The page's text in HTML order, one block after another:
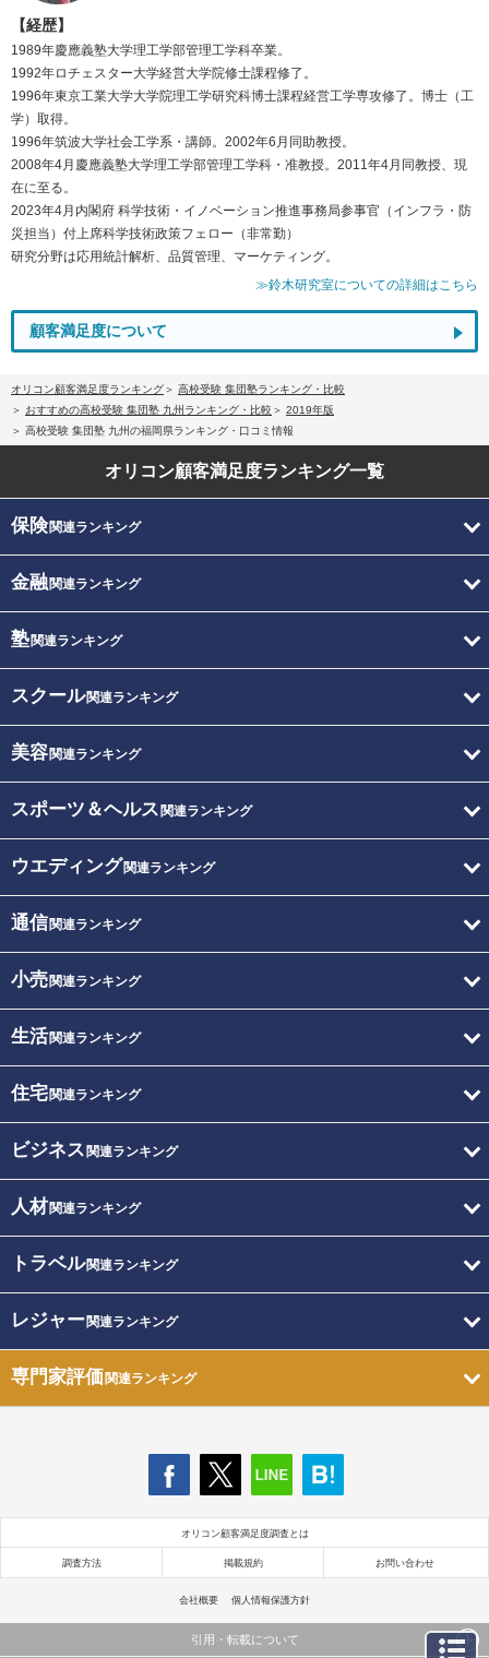
【経歴】
1989年慶應義塾大学理工学部管理工学科卒業。
1992年ロチェスター大学経営大学院修士課程修了。
1996年東京工業大学大学院理工学研究科博士課程経営工学専攻修了。博士（工
学）取得。
1996年筑波大学社会工学系・講師。2002年6月同助教授。
2008年4月慶應義塾大学理工学部管理工学科・准教授。2011年4月同教授、現
在に至る。
2023年4月内閣府 科学技術・イノベーション推進事務局参事官（インフラ・防
災担当）付上席科学技術政策フェロー（非常勤）
研究分野は応用統計解析、品質管理、マーケティング。
≫鈴木研究室についての詳細はこちら
顧客満足度について
オリコン顧客満足度ランキング
高校受験 集団塾ランキング・比較
おすすめの高校受験 集団塾 九州ランキング・比較
2019年版
高校受験 集団塾 九州の福岡県ランキング・口コミ情報
オリコン顧客満足度ランキング一覧
保険関連ランキング
金融関連ランキング
塾関連ランキング
スクール関連ランキング
美容関連ランキング
スポーツ＆ヘルス 関連ランキング
ウエディング関連ランキング
通信関連ランキング
小売関連ランキング
生活関連ランキング
住宅関連ランキング
ビジネス 関連ランキング
人材関連ランキング
トラベル関連ランキング
レジャー関連ランキング
専門家評価関連ランキング
オリコン顧客満足度調査とは
調査方法 掲載規約 お問い合わせ
会社概要 個人情報保護方針
引用・転載について